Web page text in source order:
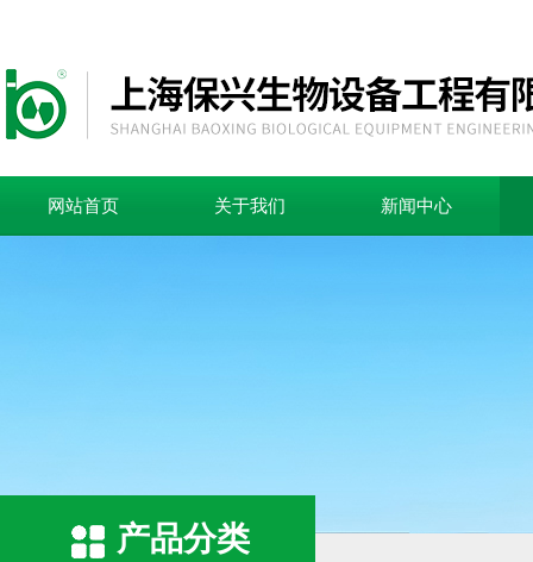
网站首页 关于我们 新闻中心
产品分类